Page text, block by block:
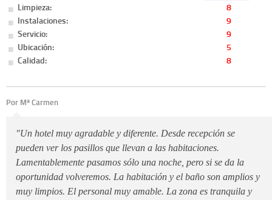
Limpieza:
8
Instalaciones:
9
Servicio:
9
Ubicación:
5
Calidad:
8
Por Mª Carmen
"Un hotel muy agradable y diferente. Desde recepción se
pueden ver los pasillos que llevan a las habitaciones.
Lamentablemente pasamos sólo una noche, pero si se da la
oportunidad volveremos. La habitación y el baño son amplios y
muy limpios. El personal muy amable. La zona es tranquila y